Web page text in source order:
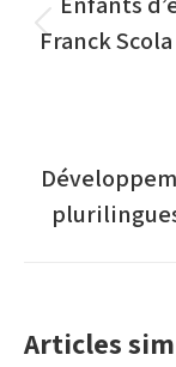
Franck
plurilingues
Articles